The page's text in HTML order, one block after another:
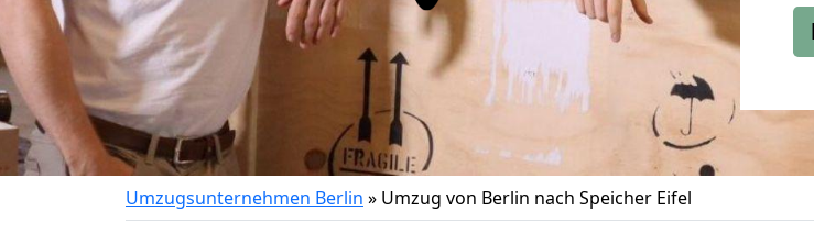
Umzugsunternehmen Berlin » Umzug von Berlin nach Speicher Eifel